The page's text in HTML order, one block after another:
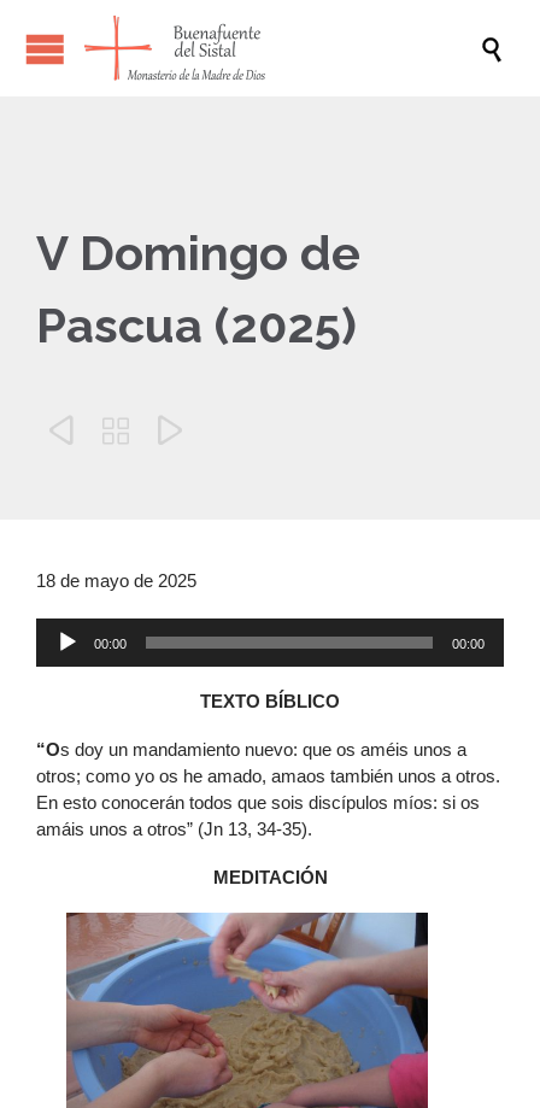

V Domingo de
Pascua (2025)
  
18 de mayo de 2025
00:00 00:00
TEXTO BÍBLICO
“Os doy un mandamiento nuevo: que os améis unos a
otros; como yo os he amado, amaos también unos a otros.
En esto conocerán todos que sois discípulos míos: si os
amáis unos a otros” (Jn 13, 34-35).
MEDITACIÓN